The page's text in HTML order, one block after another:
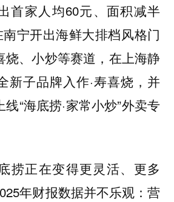
首家人均60元、面积减半
南宁开出海鲜大排档风格门
烧、小炒等赛道，在上海静
新子品牌入作·寿喜烧，并
“海底捞·家常小炒”外卖专
捞正在变得更灵活、更多
年财报数据并不乐观：营